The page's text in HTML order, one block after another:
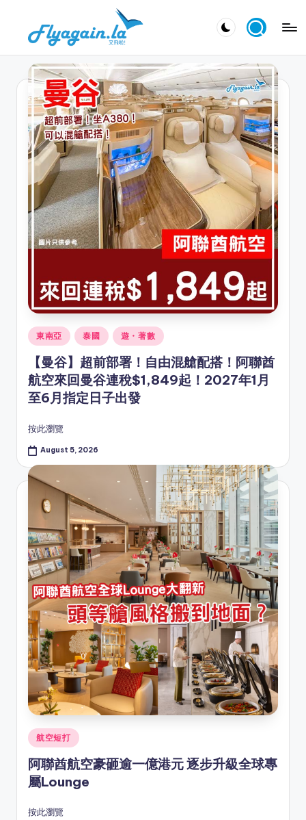
飛
啦
Posted
in
東南亞 泰國 遊・著數
【曼谷】超前部署！自由混艙配搭！阿聯酋
航空來回曼谷連稅$1,849起！2027年1月
至6月指定日子出發
按此瀏覽
August 5, 2026
Posted
in
航空短打
阿聯酋航空豪砸逾一億港元 逐步升級全球專
屬Lounge
按此瀏覽